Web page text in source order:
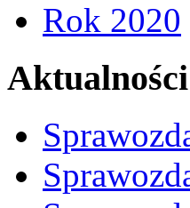
Rok 2020
Aktualności